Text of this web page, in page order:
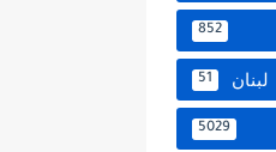
852
لبنان 51
5029